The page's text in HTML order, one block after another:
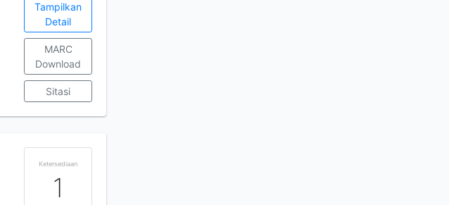
Tampilkan
Detail
MARC
Download
Sitasi
Ketersediaan
1